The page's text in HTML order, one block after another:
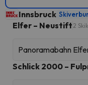
Innsbruck
Elfer – Neustift 2
Panoramabahn
Schlick 2000 –